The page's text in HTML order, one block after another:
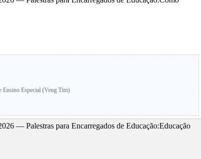
Ensino Especial (Veng Tim)
— Palestras para Encarregados de Educação:Educação